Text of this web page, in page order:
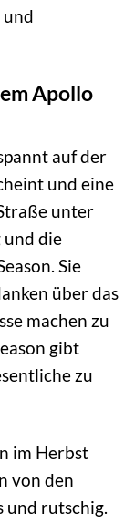
und
Apollo
auf der
und eine
unter
und die
Sie
über das
machen zu
gibt
zu
im Herbst
von den
und rutschig.